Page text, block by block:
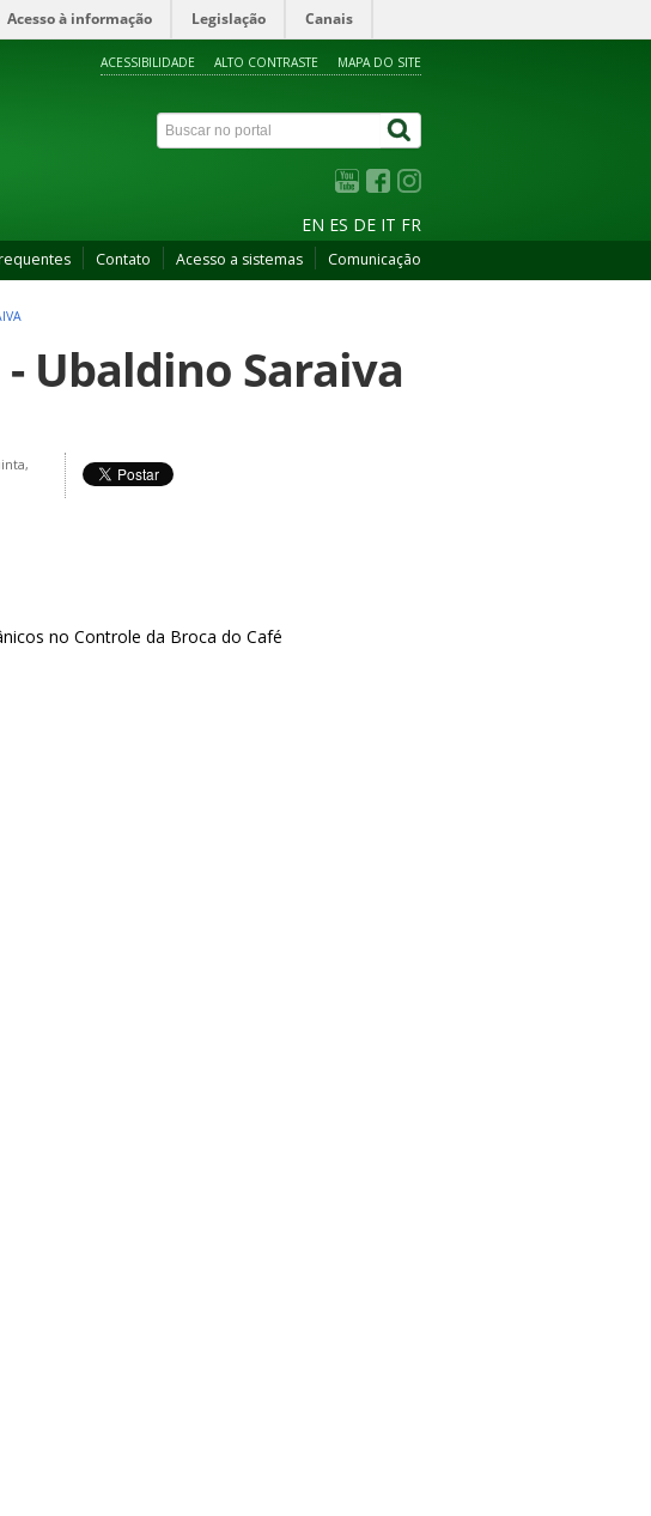
Acesso à informação Legislação Canais
ACESSIBILIDADE ALTO CONTRASTE MAPA DO SITE
EN ES DE IT FR
Contato Acesso a sistemas Comunicação
Ubaldino Saraiva
no Controle da Broca do Café